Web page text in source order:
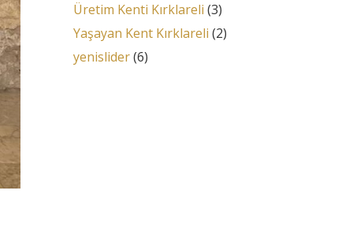
Üretim Kenti Kırklareli (3)
Yaşayan Kent Kırklareli (2)
yenislider(6)